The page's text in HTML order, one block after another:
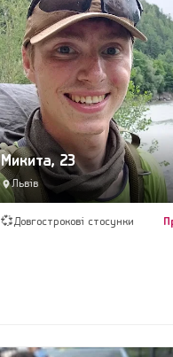
Микита, 23
Львів
💞Довгострокові стосунки